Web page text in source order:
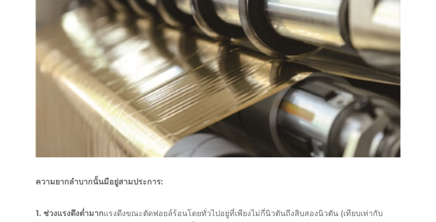
ความยากลำบากนั้นมีอยู่สามประการ:
1. ช่วงแรงดึงต่ำมากแรงดึงขณะตัดฟอยล์ร้อนโดยทั่วไปอยู่ที่เพียงไม่กี่นิวตันถึงสิบสองนิวตัน (เทียบเท่ากับ